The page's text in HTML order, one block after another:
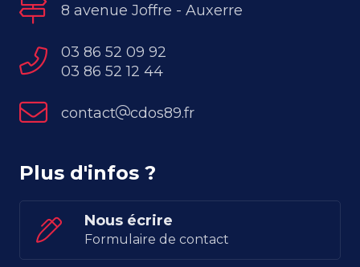
8 avenue Joffre - Auxerre
03 86 52 09 92
03 86 52 12 44
contact cdos89.fr
Plus d'infos ?
Nous écrire
Formulaire de contact